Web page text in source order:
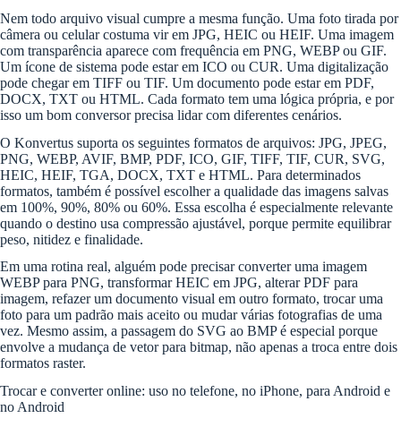
Nem todo arquivo visual cumpre a mesma função. Uma foto tirada por
câmera ou celular costuma vir em JPG, HEIC ou HEIF. Uma imagem
com transparência aparece com frequência em PNG, WEBP ou GIF.
Um ícone de sistema pode estar em ICO ou CUR. Uma digitalização
pode chegar em TIFF ou TIF. Um documento pode estar em PDF,
DOCX, TXT ou HTML. Cada formato tem uma lógica própria, e por
isso um bom conversor precisa lidar com diferentes cenários.
O Konvertus suporta os seguintes formatos de arquivos: JPG, JPEG,
PNG, WEBP, AVIF, BMP, PDF, ICO, GIF, TIFF, TIF, CUR, SVG,
HEIC, HEIF, TGA, DOCX, TXT e HTML. Para determinados
formatos, também é possível escolher a qualidade das imagens salvas
em 100%, 90%, 80% ou 60%. Essa escolha é especialmente relevante
quando o destino usa compressão ajustável, porque permite equilibrar
peso, nitidez e finalidade.
Em uma rotina real, alguém pode precisar converter uma imagem
WEBP para PNG, transformar HEIC em JPG, alterar PDF para
imagem, refazer um documento visual em outro formato, trocar uma
foto para um padrão mais aceito ou mudar várias fotografias de uma
vez. Mesmo assim, a passagem do SVG ao BMP é especial porque
envolve a mudança de vetor para bitmap, não apenas a troca entre dois
formatos raster.
Trocar e converter online: uso no telefone, no iPhone, para Android e
no Android